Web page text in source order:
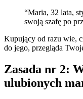
“Maria, 32 lata,
swoją szafę po
Kupujący od razu wie,
do jego, przegląda
Zasada nr 2:
ulubionych